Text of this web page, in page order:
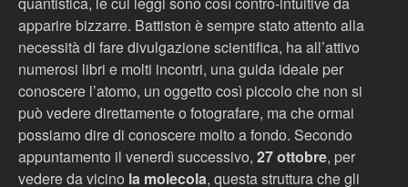
apparire bizzarre. Battiston è sempre stato attento alla
necessità di fare divulgazione scientifica, ha all’attivo
numerosi libri e molti incontri, una guida ideale per
conoscere l’atomo, un oggetto così piccolo che non si
può vedere direttamente o fotografare, ma che ormai
possiamo dire di conoscere molto a fondo. Secondo
appuntamento il venerdì successivo, 27 ottobre, per
vedere da vicino la molecola, questa struttura che gli